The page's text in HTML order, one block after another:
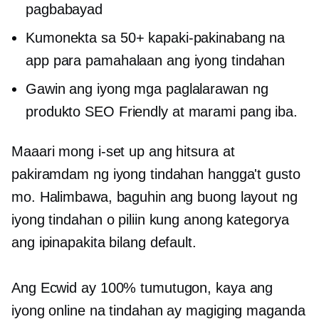
pagbabayad
Kumonekta sa 50+ kapaki-pakinabang na
app para pamahalaan ang iyong tindahan
Gawin ang iyong mga paglalarawan ng
produkto SEO Friendlyat marami pang iba.
Maaari mong i-set up ang hitsura at
pakiramdam ng iyong tindahan hangga't gusto
mo. Halimbawa, baguhin ang buong layout ng
iyong tindahan o piliin kung anong kategorya
ang ipinapakita bilang default.
Ang Ecwid ay 100% tumutugon, kaya ang
iyong online na tindahan ay magiging maganda